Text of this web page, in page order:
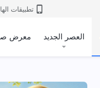
تطبيقات
العصر الجديد معرض